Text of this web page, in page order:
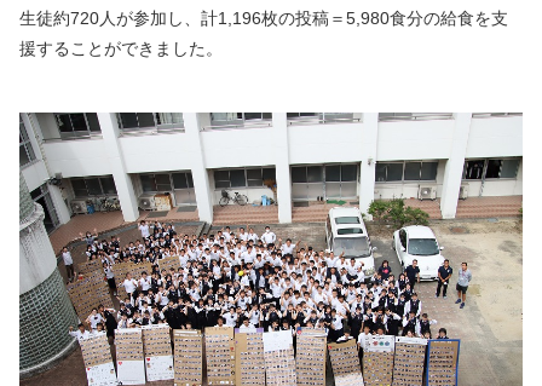
生徒約720人が参加し、計1,196枚の投稿＝5,980食分の給食を支
援することができました。